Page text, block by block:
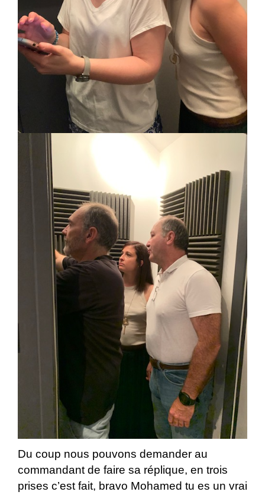
Du coup nous pouvons demander au
commandant de faire sa réplique, en trois
prises c’est fait, bravo Mohamed tu es un vrai